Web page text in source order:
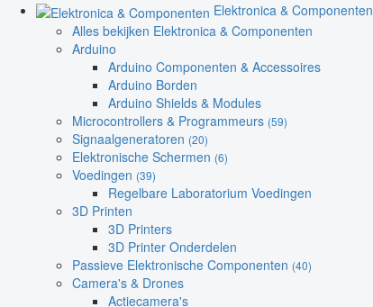
Elektronica & Componenten
Alles bekijken Elektronica & Componenten
Arduino
Arduino Componenten & Accessoires
Arduino Borden
Arduino Shields & Modules
Microcontrollers & Programmeurs (59)
Signaalgeneratoren (20)
Elektronische Schermen (6)
Voedingen (39)
Regelbare Laboratorium Voedingen
3D Printen
3D Printers
3D Printer Onderdelen
Passieve Elektronische Componenten (40)
Camera's & Drones
Actiecamera's